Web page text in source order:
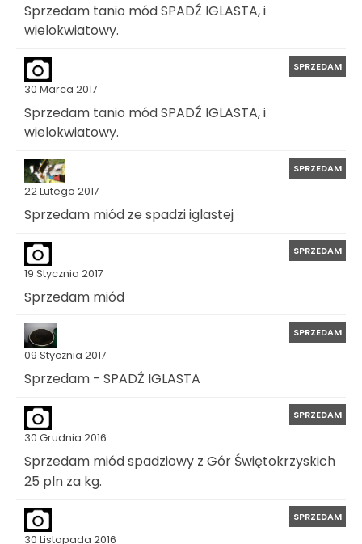
Sprzedam tanio mód SPADŹ IGLASTA, i
wielokwiatowy.
30 Marca 2017
SPRZEDAM
Sprzedam tanio mód SPADŹ IGLASTA, i
wielokwiatowy.
22 Lutego 2017
SPRZEDAM
Sprzedam miód ze spadzi iglastej
19 Stycznia 2017
SPRZEDAM
Sprzedam miód
09 Stycznia 2017
SPRZEDAM
Sprzedam - SPADŹ IGLASTA
30 Grudnia 2016
SPRZEDAM
Sprzedam miód spadziowy z Gór Świętokrzyskich
25 pln za kg.
30 Listopada 2016
SPRZEDAM